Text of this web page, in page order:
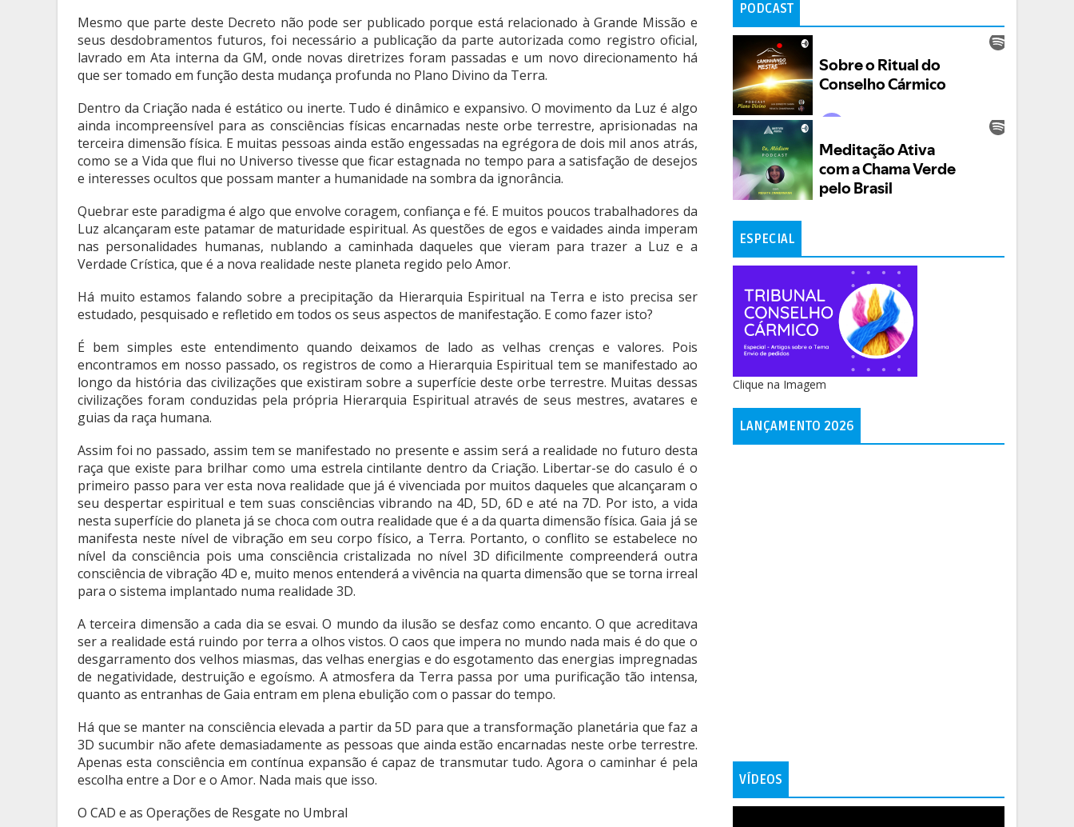
Mesmo que parte deste Decreto não pode ser publicado porque está relacionado à Grande Missão e
seus desdobramentos futuros, foi necessário a publicação da parte autorizada como registro oficial,
lavrado em Ata interna da GM, onde novas diretrizes foram passadas e um novo direcionamento há
que ser tomado em função desta mudança profunda no Plano Divino da Terra.
Dentro da Criação nada é estático ou inerte. Tudo é dinâmico e expansivo. O movimento da Luz é algo
ainda incompreensível para as consciências físicas encarnadas neste orbe terrestre, aprisionadas na
terceira dimensão física. E muitas pessoas ainda estão engessadas na egrégora de dois mil anos atrás,
como se a Vida que flui no Universo tivesse que ficar estagnada no tempo para a satisfação de desejos
e interesses ocultos que possam manter a humanidade na sombra da ignorância.
Quebrar este paradigma é algo que envolve coragem, confiança e fé. E muitos poucos trabalhadores da
Luz alcançaram este patamar de maturidade espiritual. As questões de egos e vaidades ainda imperam
nas personalidades humanas, nublando a caminhada daqueles que vieram para trazer a Luz e a
Verdade Crística, que é a nova realidade neste planeta regido pelo Amor.
Há muito estamos falando sobre a precipitação da Hierarquia Espiritual na Terra e isto precisa ser
estudado, pesquisado e refletido em todos os seus aspectos de manifestação. E como fazer isto?
É bem simples este entendimento quando deixamos de lado as velhas crenças e valores. Pois
encontramos em nosso passado, os registros de como a Hierarquia Espiritual tem se manifestado ao
longo da história das civilizações que existiram sobre a superfície deste orbe terrestre. Muitas dessas
civilizações foram conduzidas pela própria Hierarquia Espiritual através de seus mestres, avatares e
guias da raça humana.
Assim foi no passado, assim tem se manifestado no presente e assim será a realidade no futuro desta
raça que existe para brilhar como uma estrela cintilante dentro da Criação. Libertar-se do casulo é o
primeiro passo para ver esta nova realidade que já é vivenciada por muitos daqueles que alcançaram o
seu despertar espiritual e tem suas consciências vibrando na 4D, 5D, 6D e até na 7D. Por isto, a vida
nesta superfície do planeta já se choca com outra realidade que é a da quarta dimensão física. Gaia já se
manifesta neste nível de vibração em seu corpo físico, a Terra. Portanto, o conflito se estabelece no
nível da consciência pois uma consciência cristalizada no nível 3D dificilmente compreenderá outra
consciência de vibração 4D e, muito menos entenderá a vivência na quarta dimensão que se torna irreal
para o sistema implantado numa realidade 3D.
A terceira dimensão a cada dia se esvai. O mundo da ilusão se desfaz como encanto. O que acreditava
ser a realidade está ruindo por terra a olhos vistos. O caos que impera no mundo nada mais é do que o
desgarramento dos velhos miasmas, das velhas energias e do esgotamento das energias impregnadas
de negatividade, destruição e egoísmo. A atmosfera da Terra passa por uma purificação tão intensa,
quanto as entranhas de Gaia entram em plena ebulição com o passar do tempo.
Há que se manter na consciência elevada a partir da 5D para que a transformação planetária que faz a
3D sucumbir não afete demasiadamente as pessoas que ainda estão encarnadas neste orbe terrestre.
Apenas esta consciência em contínua expansão é capaz de transmutar tudo. Agora o caminhar é pela
escolha entre a Dor e o Amor. Nada mais que isso.
O CAD e as Operações de Resgate no Umbral
PODCAST
ESPECIAL
Clique na Imagem
LANÇAMENTO 2026
VÍDEOS